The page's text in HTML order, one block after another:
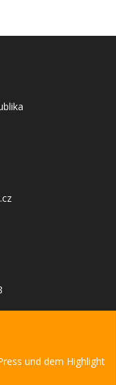
und dem Highlight